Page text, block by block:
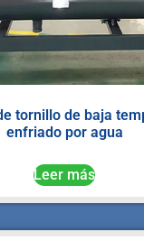
tornillo de baja
enfriado por agua
Leer más